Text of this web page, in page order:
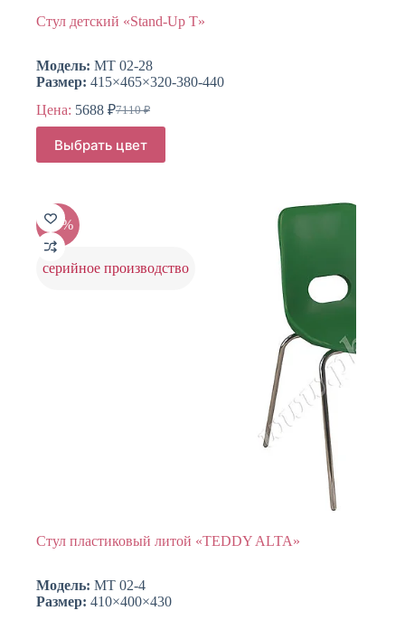
Стул детский «Stand-Up T»
Модель: МТ 02-28
Размер: 415×465×320-380-440
Цена:
7110₽
Первоначальная
составляла
7110 ₽.
5688 ₽Текущая
5688 ₽.
Выбрать цвет
товар
имеет
Опции
можно
выбрать
на
странице
-20%
серийное производство
Стул пластиковый литой «TEDDY ALTA»
Модель: МТ 02-4
Размер: 410×400×430